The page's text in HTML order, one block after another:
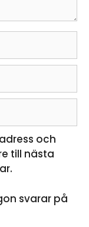
och
till nästa
svarar på